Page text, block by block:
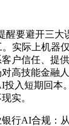
醒要避开三大
实际上机器
户信任、提
高技能金融
入短期回本
实。
行AI合规：